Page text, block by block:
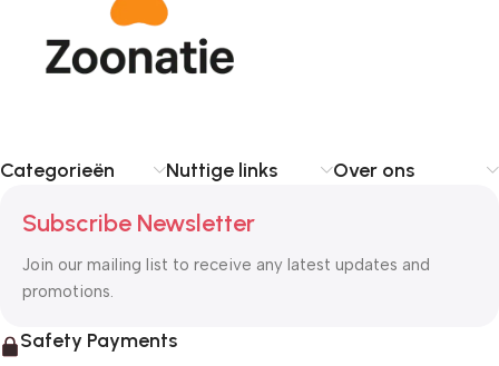
Categorieën Nuttige links Over ons
Subscribe Newsletter
Join our mailing list to receive any latest updates and
promotions.
Safety Payments